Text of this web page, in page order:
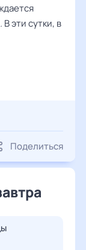
эти сутки, в
Поделиться